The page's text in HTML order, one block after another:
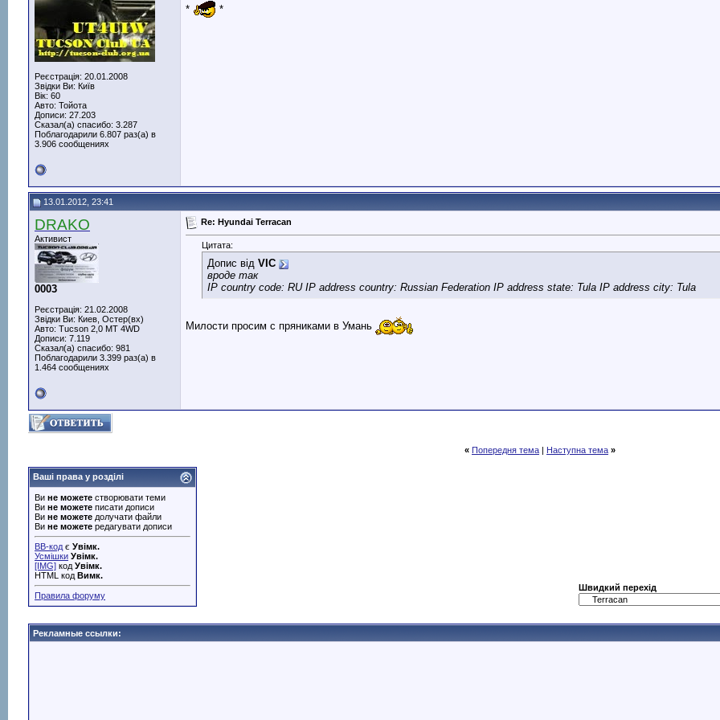
Реєстрація: 20.01.2008
Звідки Ви: Київ
Вік: 60
Авто: Тойота
Дописи: 27.203
Сказал(а) спасибо: 3.287
Поблагодарили 6.807 раз(а) в
3.906 сообщениях
* *
13.01.2012, 23:41
DRAKO
Активист
0003
Реєстрація: 21.02.2008
Звідки Ви: Киев, Остер(вх)
Авто: Tucson 2,0 МТ 4WD
Дописи: 7.119
Сказал(а) спасибо: 981
Поблагодарили 3.399 раз(а) в
1.464 сообщениях
Re: Hyundai Terracan
Цитата:
Допис від VIC
вроде так
IP country code: RU IP address country: Russian Federation IP address state: Tula IP address city: Tula
Милости просим с пряниками в Умань
« Попередня тема | Наступна тема »
Ваші права у розділі
Ви не можете створювати теми
Ви не можете писати дописи
Ви не можете долучати файли
Ви не можете редагувати дописи
BB-код є Увімк.
Усмішки Увімк.
[IMG] код Увімк.
HTML код Вимк.
Правила форуму
Швидкий перехід
Рекламные ссылки: